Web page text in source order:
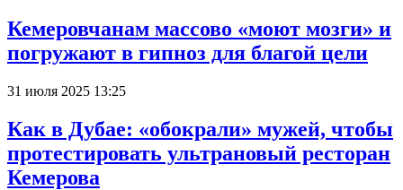
Кемеровчанам массово «моют мозги» и
погружают в гипноз для благой цели
31 июля 2025 13:25
Как в Дубае: «обокрали» мужей, чтобы
протестировать ультрановый ресторан
Кемерова